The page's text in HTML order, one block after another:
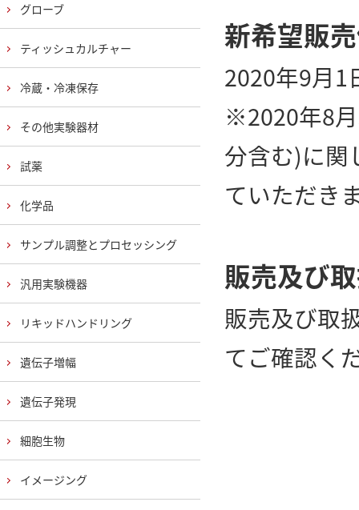
新希望販
2020年9月1
※2020年8
分含む)に関
ていただき
販売及び
販売及び取
てご確認く
グローブ
ティッシュカルチャー
冷蔵・冷凍保存
その他実験器材
試薬
化学品
サンプル調整とプロセッシング
汎用実験機器
リキッドハンドリング
遺伝子増幅
遺伝子発現
細胞生物
イメージング